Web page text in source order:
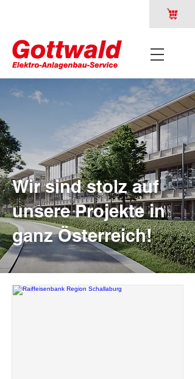
Wir sind stolz auf
unsere Projekte in
ganz Österreich!